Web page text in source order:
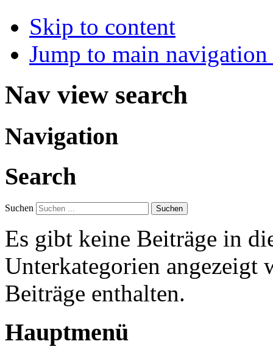
Skip to content
Jump to main
Nav view search
Navigation
Search
Suchen Suchen
Es gibt keine Beiträge in
Unterkategorien angezeigt
Beiträge enthalten.
Hauptmenü